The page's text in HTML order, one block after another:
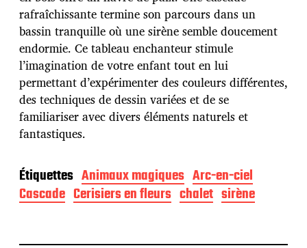
a
t
i
o
n
rafraîchissante termine son parcours dans un
bassin tranquille où une sirène semble doucement
endormie. Ce tableau enchanteur stimule
l’imagination de votre enfant tout en lui
permettant d’expérimenter des couleurs différentes,
des techniques de dessin variées et de se
familiariser avec divers éléments naturels et
fantastiques.
Étiquettes Animaux magiques Arc-en-ciel
Cascade Cerisiers en fleurs chalet sirène